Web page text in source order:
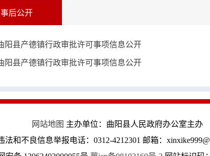
事后公开
阳县产德镇行政审批许可事项信息公开
阳县产德镇行政审批许可事项信息公开
网站地图 主办单位：曲阳县人民政府办公室主办
法和不良信息举报电话：0312-4212301 邮箱：